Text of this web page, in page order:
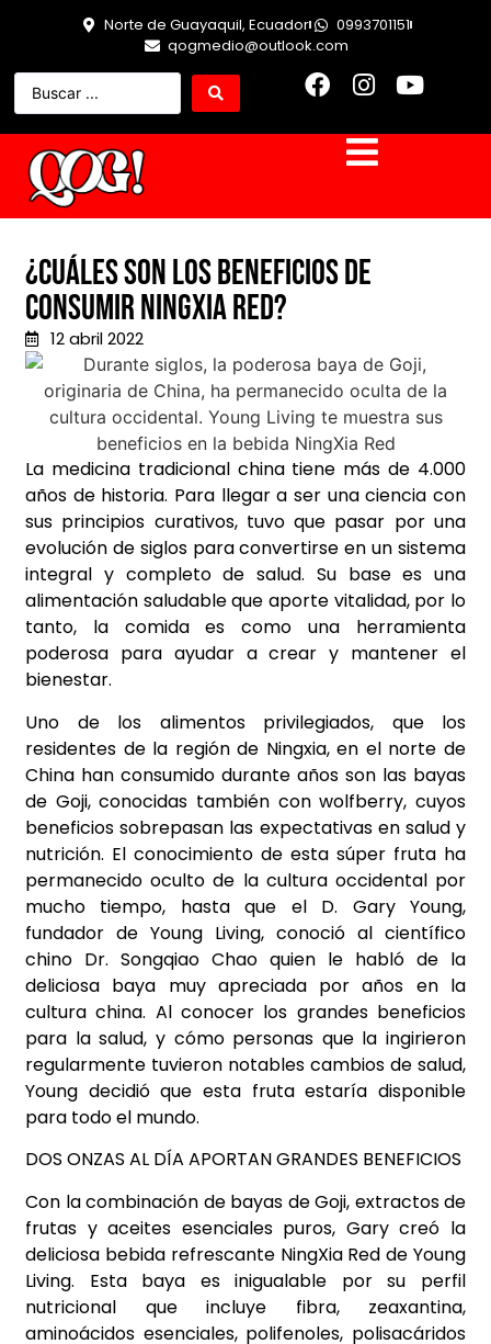
Norte de Guayaquil, Ecuador
0993701151
qogmedio@outlook.com
¿Cuáles son los beneficios de
consumir NingXia Red?
12 abril 2022
La medicina tradicional china tiene más de 4.000
años de historia. Para llegar a ser una ciencia con
sus principios curativos, tuvo que pasar por una
evolución de siglos para convertirse en un sistema
integral y completo de salud. Su base es una
alimentación saludable que aporte vitalidad, por lo
tanto, la comida es como una herramienta
poderosa para ayudar a crear y mantener el
bienestar.
Uno de los alimentos privilegiados, que los
residentes de la región de Ningxia, en el norte de
China han consumido durante años son las bayas
de Goji, conocidas también con wolfberry, cuyos
beneficios sobrepasan las expectativas en salud y
nutrición. El conocimiento de esta súper fruta ha
permanecido oculto de la cultura occidental por
mucho tiempo, hasta que el D. Gary Young,
fundador de Young Living, conoció al científico
chino Dr. Songqiao Chao quien le habló de la
deliciosa baya muy apreciada por años en la
cultura china. Al conocer los grandes beneficios
para la salud, y cómo personas que la ingirieron
regularmente tuvieron notables cambios de salud,
Young decidió que esta fruta estaría disponible
para todo el mundo.
DOS ONZAS AL DÍA APORTAN GRANDES BENEFICIOS
Con la combinación de bayas de Goji, extractos de
frutas y aceites esenciales puros, Gary creó la
deliciosa bebida refrescante NingXia Red de Young
Living. Esta baya es inigualable por su perfil
nutricional que incluye fibra, zeaxantina,
aminoácidos esenciales, polifenoles, polisacáridos